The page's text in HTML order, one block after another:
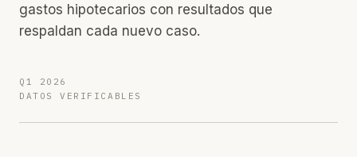
gastos hipotecarios con resultados que
respaldan cada nuevo caso.
Q1 2026
DATOS VERIFICABLES